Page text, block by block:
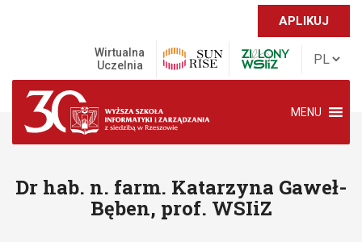
APLIKUJ
Wirtualna
Uczelnia
MENU
Dr hab. n. farm. Katarzyna Gaweł-
Bęben, prof. WSIiZ